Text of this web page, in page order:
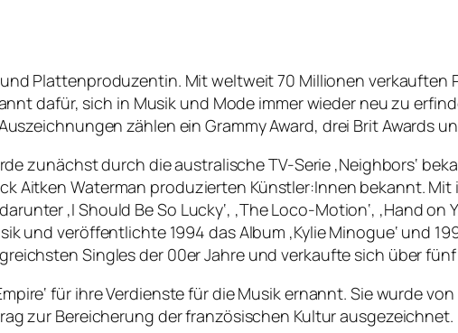
Plattenproduzentin. Mit weltweit 70 Millionen verkauften
dafür, sich in Musik und Mode immer wieder neu zu
zählen ein Grammy Award, drei Brit Awards
zunächst durch die australische TV-Serie ‚Neighbors‘
Aitken Waterman produzierten Künstler:Innen bekannt.
‚I Should Be So Lucky‘, ‚The Loco-Motion‘, ‚Hand on
und veröffentlichte 1994 das Album ‚Kylie Minogue‘ und
Singles der 00er Jahre und verkaufte sich über
für ihre Verdienste für die Musik ernannt. Sie wurde
zur Bereicherung der französischen Kultur ausgezeichnet.